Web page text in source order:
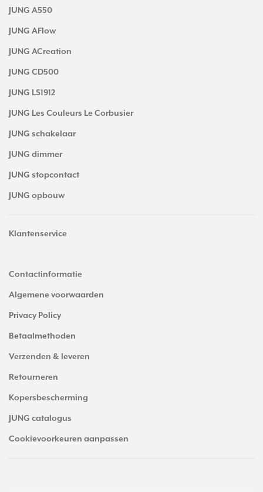
JUNG A550
JUNG AFlow
JUNG ACreation
JUNG CD500
JUNG LS1912
JUNG Les Couleurs Le Corbusier
JUNG schakelaar
JUNG dimmer
JUNG stopcontact
JUNG opbouw
Klantenservice
Contactinformatie
Algemene voorwaarden
Privacy Policy
Betaalmethoden
Verzenden & leveren
Retourneren
Kopersbescherming
JUNG catalogus
Cookievoorkeuren aanpassen